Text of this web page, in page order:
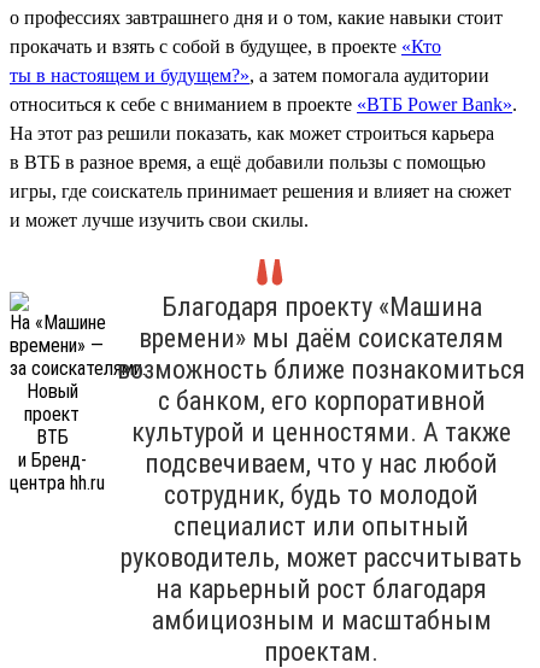
о профессиях завтрашнего дня и о том, какие навыки стоит
прокачать и взять с собой в будущее, в проекте «Кто
ты в настоящем и будущем?», а затем помогала аудитории
относиться к себе с вниманием в проекте «ВТБ Power Bank».
На этот раз решили показать, как может строиться карьера
в ВТБ в разное время, а ещё добавили пользы с помощью
игры, где соискатель принимает решения и влияет на сюжет
и может лучше изучить свои скилы.
Благодаря проекту «Машина
времени» мы даём соискателям
возможность ближе познакомиться
с банком, его корпоративной
культурой и ценностями. А также
подсвечиваем, что у нас любой
сотрудник, будь то молодой
специалист или опытный
руководитель, может рассчитывать
на карьерный рост благодаря
амбициозным и масштабным
проектам.